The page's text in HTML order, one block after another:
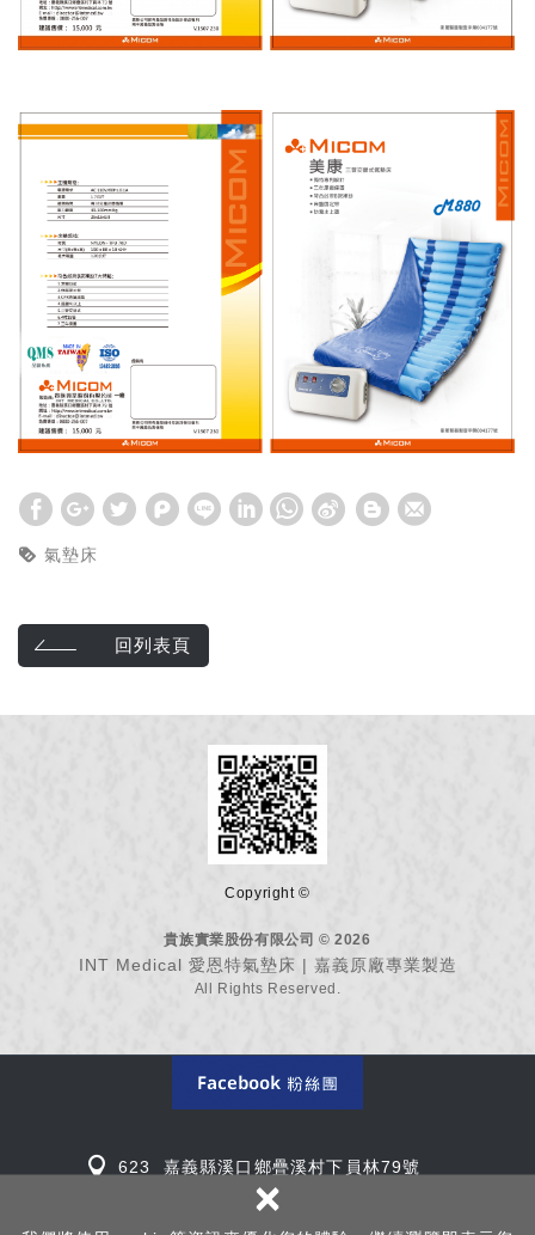
×
氣墊床
回列表頁
Copyright ©
貴族實業股份有限公司 © 2026
INT Medical 愛恩特氣墊床 | 嘉義原廠專業製造
All Rights Reserved.
623 嘉義縣溪口鄉疊溪村下員林79號
EMAIL: